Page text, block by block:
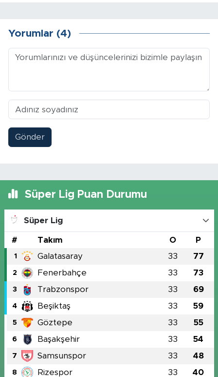
Yorumlar (4)
Gönder
Süper Lig Puan Durumu
Süper Lig
# Takım O P
1 Galatasaray 33 77
2 Fenerbahçe 33 73
3 Trabzonspor 33 69
4 Beşiktaş 33 59
5 Göztepe 33 55
6 Başakşehir 33 54
7 Samsunspor 33 48
8 Rizespor 33 40